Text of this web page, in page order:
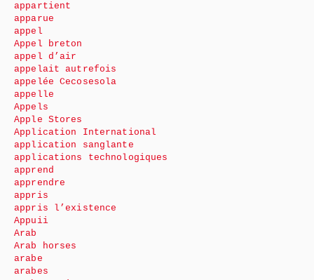
appartient
apparue
appel
Appel breton
appel d’air
appelait autrefois
appelée Cecosesola
appelle
Appels
Apple Stores
Application International
application sanglante
applications technologiques
apprend
apprendre
appris
appris l’existence
Appuii
Arab
Arab horses
arabe
arabes